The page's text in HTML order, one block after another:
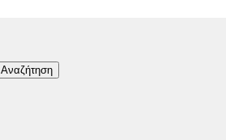
Αναζήτηση